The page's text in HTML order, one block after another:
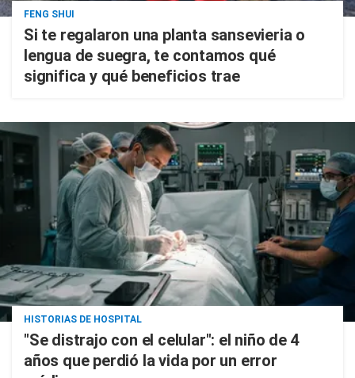
FENG SHUI
Si te regalaron una planta sansevieria o
lengua de suegra, te contamos qué
significa y qué beneficios trae
HISTORIAS DE HOSPITAL
"Se distrajo con el celular": el niño de 4
años que perdió la vida por un error